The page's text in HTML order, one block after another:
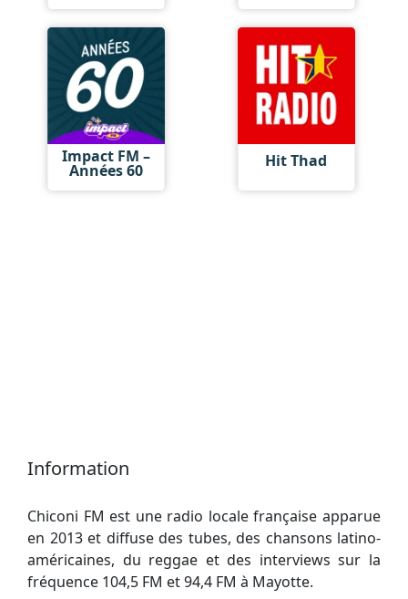
Impact FM –
Années 60 Hit Thad
Information
Chiconi FM est une radio locale française apparue
en 2013 et diffuse des tubes, des chansons latino-
américaines, du reggae et des interviews sur la
fréquence 104,5 FM et 94,4 FM à Mayotte.